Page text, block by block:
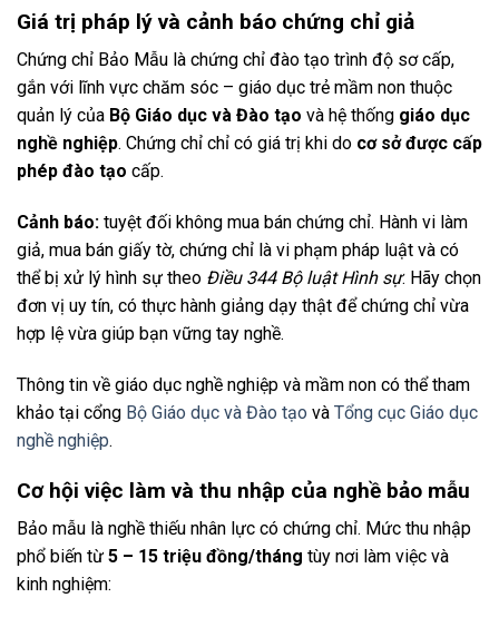
Giá trị pháp lý và cảnh báo chứng chỉ giả
Chứng chỉ Bảo Mẫu là chứng chỉ đào tạo trình độ sơ cấp,
gắn với lĩnh vực chăm sóc – giáo dục trẻ mầm non thuộc
quản lý của Bộ Giáo dục và Đào tạo và hệ thống giáo dục
nghề nghiệp. Chứng chỉ chỉ có giá trị khi do cơ sở được cấp
phép đào tạo cấp.
Cảnh báo: tuyệt đối không mua bán chứng chỉ. Hành vi làm
giả, mua bán giấy tờ, chứng chỉ là vi phạm pháp luật và có
thể bị xử lý hình sự theo Điều 344 Bộ luật Hình sự. Hãy chọn
đơn vị uy tín, có thực hành giảng dạy thật để chứng chỉ vừa
hợp lệ vừa giúp bạn vững tay nghề.
Thông tin về giáo dục nghề nghiệp và mầm non có thể tham
khảo tại cổng Bộ Giáo dục và Đào tạo và Tổng cục Giáo dục
nghề nghiệp.
Cơ hội việc làm và thu nhập của nghề bảo mẫu
Bảo mẫu là nghề thiếu nhân lực có chứng chỉ. Mức thu nhập
phổ biến từ 5 – 15 triệu đồng/tháng tùy nơi làm việc và
kinh nghiệm: